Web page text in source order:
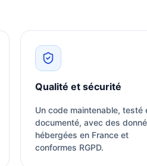
Qualité et sécurité
Un code maintenable, testé
documenté, avec des
hébergées en France et
conformes RGPD.